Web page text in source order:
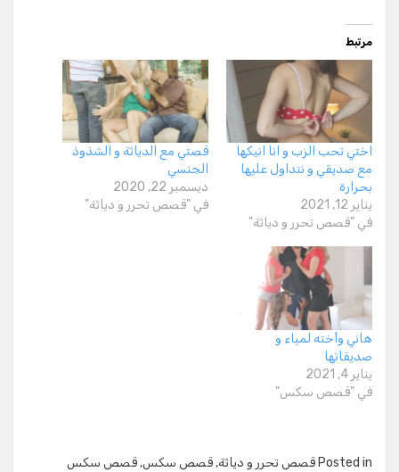
مرتبط
اختي تحب الزب و انا انيكها
مع صديقي و نتداول عليها
بحرارة
يناير 12, 2021
في "قصص تحرر و دياثة"
قصتي مع الدياثة و الشذوذ
الجنسي
ديسمبر 22, 2020
في "قصص تحرر و دياثة"
هاني وأخته لمياء و
صديقاتها
يناير 4, 2021
في "قصص سكس"
Posted in قصص تحرر و دياثة, قصص سكس, قصص سكس